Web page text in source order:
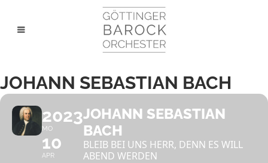
JOHANN SEBASTIAN BACH
2023
MO
10
APR
JOHANN SEBASTIAN
BACH
BLEIB BEI UNS HERR, DENN ES WILL
ABEND WERDEN